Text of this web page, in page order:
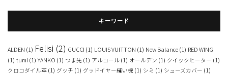
キーワード
ALDEN (1) Felisi (2) GUCCI (1) LOUIS VUITTON (1) New Balance (1) RED WING
(1) tumi (1) YANKO (1) つま先 (1) アルコール (1) オールデン (1) クイックヒーター (1)
クロコダイル革 (1) グッチ (1) グッドイヤー縫い機 (1) シミ (1) シューズカバー (1)